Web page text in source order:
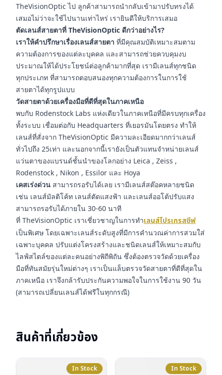
TheVisionOptic ไป ลูกค้าสามารถนำกลับเข้ามาปรับทรงได้
เสมอไม่ว่าจะใช้ไปนานเท่าไหร่ เรายินดีให้บริการเสมอ
ตัดเลนส์สายตาที่ TheVisionOptic ดีกว่าอย่างไร?
เราให้คำปรึกษาเรื่องเลนส์สายตา ที่มีคุณสมบัติเหมาะสมตาม
ความต้องการของแต่ละบุคคล และสามารถช่วยควบคุมงบ
ประมาณให้ได้ประโยชน์ต่อลูกค้ามากที่สุด เรามีเลนส์ทุกชนิด
ทุกประเภท ที่สามารถตอบสนองทุกความต้องการในการใช้
สายตาได้ทุกรูปแบบ
วัดสายตาด้วยเครื่องมือที่ดีที่สุดในภาคเหนือ
พบกับ Rodenstock Labs แห่งเดียวในภาคเหนือที่มีครบทุกเครื่อง
ทั้งระบบ เชื่อมต่อกับ Headquarters ที่เยอรมันโดยตรง ทำให้
เลนส์ที่สั่งจาก TheVisionOptic มีความละเอียดมากกว่าเลนส์
ทั่วไปถึง 25เท่า และนอกจากนี้เรายังเป็นตัวแทนจำหน่ายเลนส์
แว่นตาของแบรนด์ชั้นนำของโลกอย่าง Leica , Zeiss ,
Rodenstock , Nikon , Essilor และ Hoya
เคสเร่งด่วน สามารถรอรับได้เลย เรามีเลนส์สต๊อคหลายชนิด
เช่น เลนส์มัลติโค้ท เลนส์ตัดแสงฟ้า และเลนส์ออโต้ปรับแสง
สามารถรอรับได้ภายใน 30-60 นาที
ที่ TheVisionOptic เราเชี่ยวชาญในการทำเลนส์โปรเกรสซีฟ
เป็นพิเศษ โดยเฉพาะเลนส์ระดับสูงที่มีการคำนวณค่าการสวมใส่
เฉพาะบุคคล ปรับแต่งโครงสร้างและชนิดเลนส์ให้เหมาะสมกับ
ไลฟ์สไตล์ของแต่ละคนอย่างพิถีพิถัน ซึ่งต้องตรวจวัดด้วยเครื่อง
มือที่ทันสมัยรุ่นใหม่ต่างๆ เราเป็นแล็บตรวจวัดสายตาที่ดีที่สุดใน
ภาคเหนือ เราจึงกล้ารับประกันความพอใจในการใช้งาน 90 วัน
(สามารถเปลี่ยนเลนส์ได้ฟรีในทุกกรณี)
สินค้าที่เกี่ยวข้อง
In Stock In Stock